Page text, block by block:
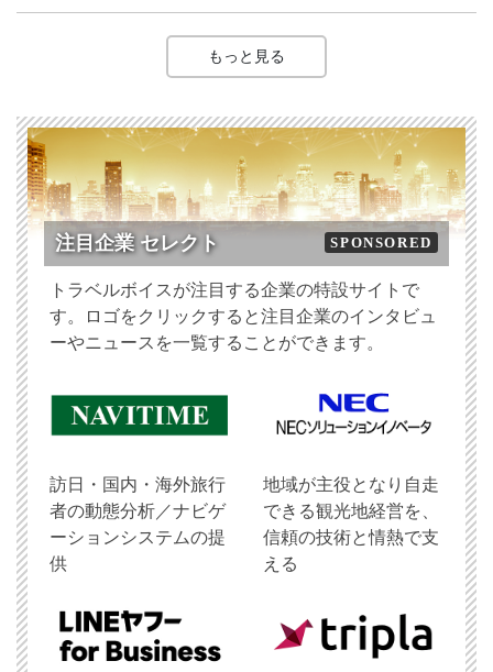
もっと見る
注目企業 セレクト SPONSORED
トラベルボイスが注目する企業の特設サイトで
す。ロゴをクリックすると注目企業のインタビュ
ーやニュースを一覧することができます。
訪日・国内・海外旅行
者の動態分析／ナビゲ
ーションシステムの提
供
地域が主役となり自走
できる観光地経営を、
信頼の技術と情熱で支
える